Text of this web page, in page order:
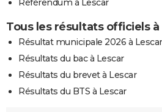
Référendum à Lescar
Tous les résultats officiels à
Résultat municipale 2026 à Lescar
Résultats du bac à Lescar
Résultats du brevet à Lescar
Résultats du BTS à Lescar